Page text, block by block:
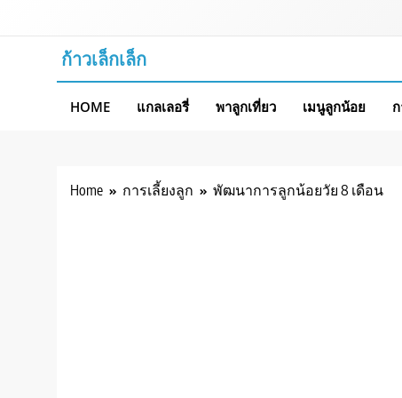
ก้าวเล็กเล็ก
HOME แกลเลอรี่ พาลูกเที่ยว เมนูลูกน้อย
Home การเลี้ยงลูก พัฒนาการลูกน้อยวัย 8 เดือน